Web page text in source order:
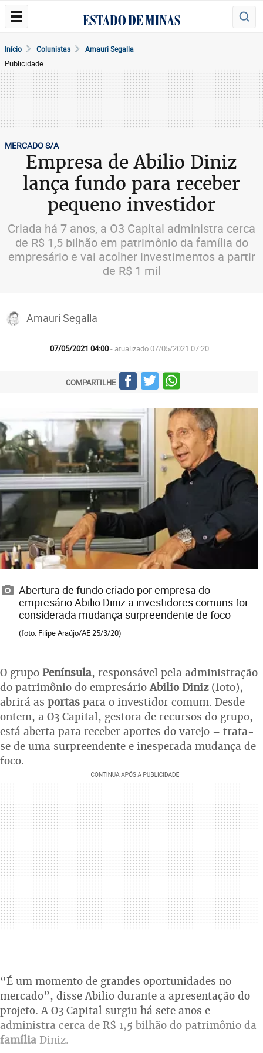
Início Colunistas Amauri Segalla
Publicidade
MERCADO S/A
Empresa de Abilio Diniz
lança fundo para receber
pequeno investidor
Criada há 7 anos, a O3 Capital administra cerca
de R$ 1,5 bilhão em patrimônio da família do
empresário e vai acolher investimentos a partir
de R$ 1 mil
Amauri Segalla
07/05/2021 04:00- atualizado 07/05/2021 07:20
COMPARTILHE
Abertura de fundo criado por empresa do
empresário Abilio Diniz a investidores comuns foi
considerada mudança surpreendente de foco
(foto: Filipe Araújo/AE 25/3/20)
O grupo Península, responsável pela administração
do patrimônio do empresárioAbilio Diniz(foto),
abrirá as portas para o investidor comum. Desde
ontem, a O3 Capital, gestora de recursos do grupo,
está aberta para receber aportes do varejo – trata-
se de uma surpreendente e inesperada mudança de
foco.
“É um momento de grandes oportunidades no
mercado”, disse Abilio durante a apresentação do
projeto. A O3 Capital surgiu há sete anos e
administra cerca de R$ 1,5 bilhão do patrimônio da
família Diniz.